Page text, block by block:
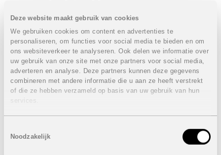
Deze website maakt gebruik van cookies
We gebruiken cookies om content en advertenties te
personaliseren, om functies voor social media te bieden en om
ons websiteverkeer te analyseren. Ook delen we informatie over
uw gebruik van onze site met onze partners voor social media,
adverteren en analyse. Deze partners kunnen deze gegevens
combineren met andere informatie die u aan ze heeft verstrekt
of die ze hebben verzameld op basis van uw gebruik van hun
services.
Noodzakelijk
Paddle tennis.
Beach club met uitzicht over de Middellandse Zee met
infinity zwembad, ligbedden, restaurant en private
parking.
Fitness.
Clubhuis met gezellige bar en restaurant
Kids club....
Penthouses
VERKOCHT